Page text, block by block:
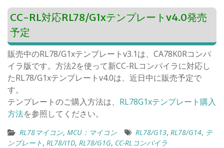
CC-RL対応RL78/G1xテンプレートv4.0発売
予定
販売中のRL78/G1xテンプレートv3.1は、CA78K0Rコンパ
イラ版です。方法2を使って新CC-RLコンパイラに対応し
たRL78/G1xテンプレートv4.0は、近日中に販売予定で
す。
テンプレートのご購入方法は、 RL78G1xテンプレート購入
方法を参照してください。
RL78マイコン, MCU：マイコン RL78/G13, RL78/G14, テ
ンプレート, RL78/I1D, RL78/G1G, CC-RLコンパイラ